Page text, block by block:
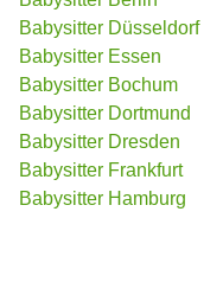
Babysitter Düsseldorf
Babysitter Essen
Babysitter Bochum
Babysitter Dortmund
Babysitter Dresden
Babysitter Frankfurt
Babysitter Hamburg